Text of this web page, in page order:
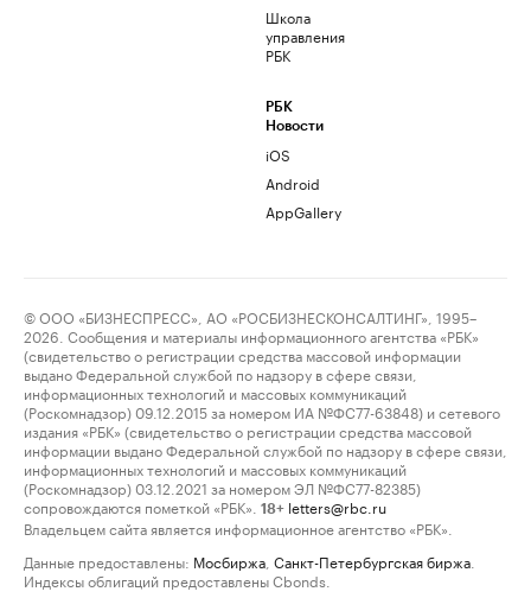
Школа
управления
РБК
РБК
Новости
iOS
Android
AppGallery
© ООО «БИЗНЕСПРЕСС», АО «РОСБИЗНЕСКОНСАЛТИНГ», 1995–
2026. Сообщения и материалы информационного агентства «РБК»
(свидетельство о регистрации средства массовой информации
выдано Федеральной службой по надзору в сфере связи,
информационных технологий и массовых коммуникаций
(Роскомнадзор) 09.12.2015 за номером ИА №ФС77-63848) и сетевого
издания «РБК» (свидетельство о регистрации средства массовой
информации выдано Федеральной службой по надзору в сфере связи,
информационных технологий и массовых коммуникаций
(Роскомнадзор) 03.12.2021 за номером ЭЛ №ФС77-82385)
сопровождаются пометкой «РБК».
18+ letters@rbc.ru
Владельцем сайта является информационное агентство «РБК».
Данные предоставлены: Мосбиржа Санкт-Петербургская биржа
Индексы облигаций предоставлены Cbonds.